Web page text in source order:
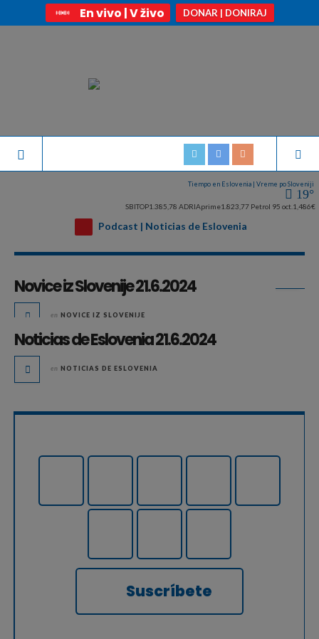
En vivo | V živo DONAR | DONIRAJ
Tiempo en Eslovenia | Vreme po Sloveniji
19°
SBITOP1.385,78 ADRIAprime1.823,77 Petrol 95 oct. 1,486€
Podcast | Noticias de Eslovenia
Novice iz Slovenije 21.6.2024
en NOVICE IZ SLOVENIJE
Noticias de Eslovenia 21.6.2024
en NOTICIAS DE ESLOVENIA
Suscríbete